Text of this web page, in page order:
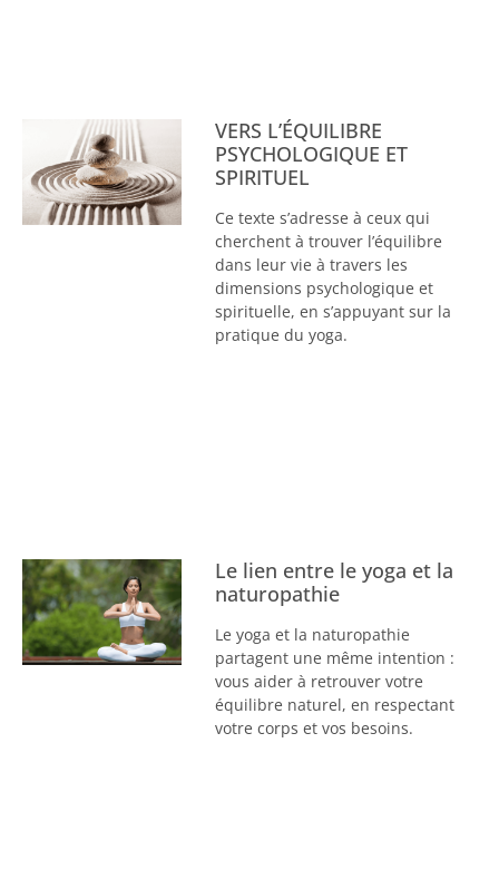
VERS L’ÉQUILIBRE
PSYCHOLOGIQUE ET
SPIRITUEL
Ce texte s’adresse à ceux qui
cherchent à trouver l’équilibre
dans leur vie à travers les
dimensions psychologique et
spirituelle, en s’appuyant sur la
pratique du yoga.
Le lien entre le yoga et la
naturopathie
Le yoga et la naturopathie
partagent une même intention :
vous aider à retrouver votre
équilibre naturel, en respectant
votre corps et vos besoins.